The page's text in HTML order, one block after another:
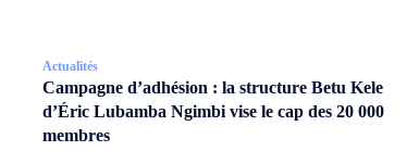
Actualités
Campagne d’adhésion : la structure Betu Kele
d’Éric Lubamba Ngimbi vise le cap des 20 000
membres